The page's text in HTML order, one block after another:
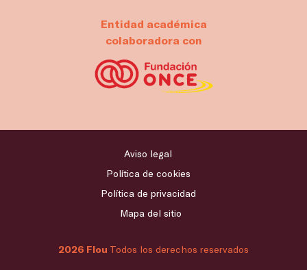
Entidad académica
colaboradora con
2026 Flou Todos los derechos reservados
Aviso legal
Política de cookies
Política de privacidad
Mapa del sitio